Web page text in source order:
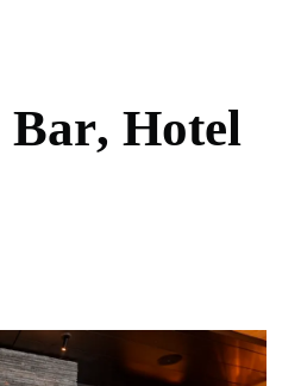
Bar, Hotel